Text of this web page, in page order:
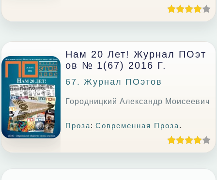
Нам 20 Лет! Журнал ПОэт
Ов № 1(67) 2016 Г.
67. Журнал ПОэтов
Городницкий Александр Моисеевич
Проза:Современная Проза.